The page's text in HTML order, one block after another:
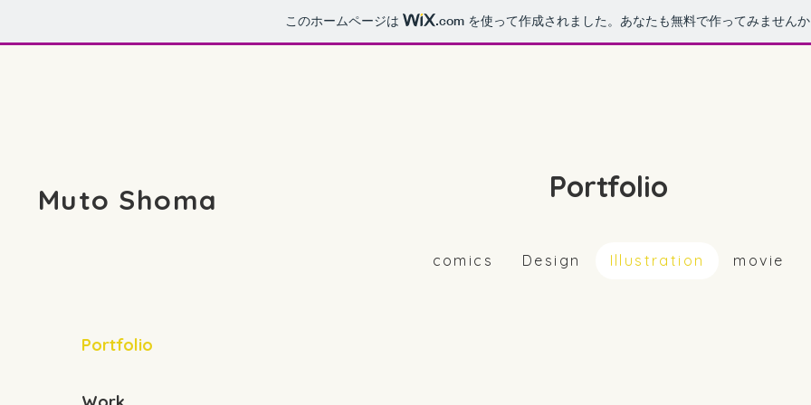
このホームページは .com を使って作成されました。あなたも無料で作ってみませんか
Portfolio
Muto Shoma Portfolio
comics Design Illustration movie